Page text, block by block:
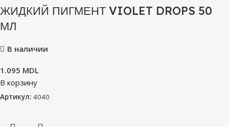
ЖИДКИЙ ПИГМЕНТ VIOLET DROPS 50
МЛ
В наличии
1.095 MDL
В корзину
Артикул: 4040